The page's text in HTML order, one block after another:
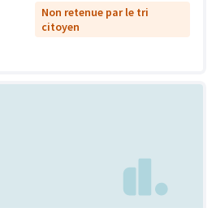
Non retenue par le tri
citoyen